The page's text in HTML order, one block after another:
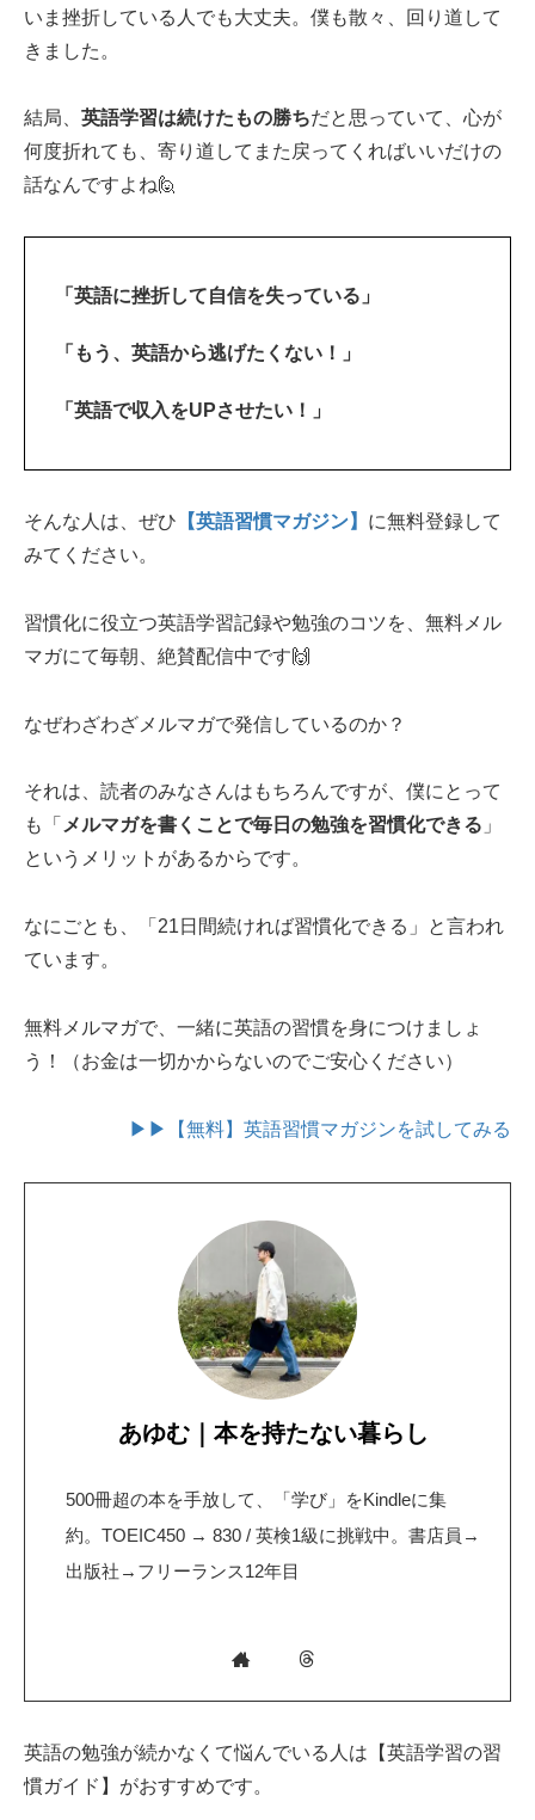
いま挫折している人でも大丈夫。僕も散々、回り道して
きました。
結局、 英語学習は続けたもの勝ちだと思っていて、心が
何度折れても、寄り道してまた戻ってくればいいだけの
話なんですよね🙋‍
「英語に挫折して自信を失っている」
「もう、英語から逃げたくない！」
「英語で収入をUPさせたい！」
そんな人は、ぜひ 【英語習慣マガジン】 に無料登録して
みてください。
習慣化に役立つ英語学習記録や勉強のコツを、無料メル
マガにて毎朝、絶賛配信中です🙌
なぜわざわざメルマガで発信しているのか？
それは、読者のみなさんはもちろんですが、僕にとって
も「 メルマガを書くことで毎日の勉強を習慣化できる 」
というメリットがあるからです。
なにごとも、「21日間続ければ習慣化できる」と言われ
ています。
無料メルマガで、一緒に英語の習慣を身につけましょ
う！（お金は一切かからないのでご安心ください）
▶▶【無料】英語習慣マガジンを試してみる
あゆむ｜本を持たない暮らし
500冊超の本を手放して、「学び」をKindleに集
約。TOEIC450 → 830 / 英検1級に挑戦中。書店員→
出版社→フリーランス12年目
英語の勉強が続かなくて悩んでいる人は【英語学習の習
慣ガイド】がおすすめです。